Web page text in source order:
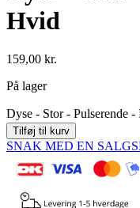
Hvid
159,00 kr.
På lager
Dyse - Stor - Pulserende -
Tilføj til kurv
SNAK MED EN